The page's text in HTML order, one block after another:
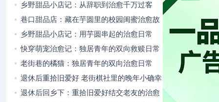
乡野甜品小店记：从辞职到治愈千万过客
巷口甜品店：藏在芋圆里的校园闺蜜治愈故
事
乡野甜品小店记：用芋圆串起的治愈日常
快穿萌宠治愈记：独居青年的双向救赎日常
老街巷的橘猫：独居青年的双向治愈日常
退休后重拾旧爱好 老街棋社里的晚年小确幸
退休后回乡下：重拾旧爱好结交老友的治愈